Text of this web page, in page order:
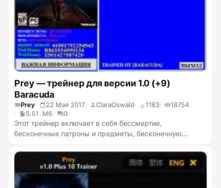
Prey — трейнер для версии 1.0 (+9)
Baracuda
Prey 22 Мая 2017 ClaraOswald 1183
18754
5.51 Мб
0
Этот трейнер включает в себя бессмертие,
бесконечные патроны и предметы, бесконечную
бесконечную энергию, бесконечный фонарик,
отсутствие перезарядки.